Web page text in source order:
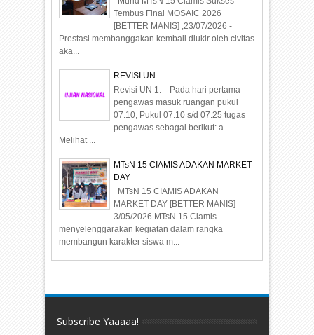
Tembus Final MOSAIC 2026
[BETTER MANIS] ,23/07/2026 -
Prestasi membanggakan kembali diukir oleh civitas
aka...
REVISI UN
Revisi UN 1. Pada hari pertama
pengawas masuk ruangan pukul
07.10, Pukul 07.10 s/d 07.25 tugas
pengawas sebagai berikut: a.
Melihat ...
MTsN 15 CIAMIS ADAKAN MARKET
DAY
MTsN 15 CIAMIS ADAKAN
MARKET DAY [BETTER MANIS]
3/05/2026 MTsN 15 Ciamis
menyelenggarakan kegiatan dalam rangka
membangun karakter siswa m...
Subscribe Yaaaaa!